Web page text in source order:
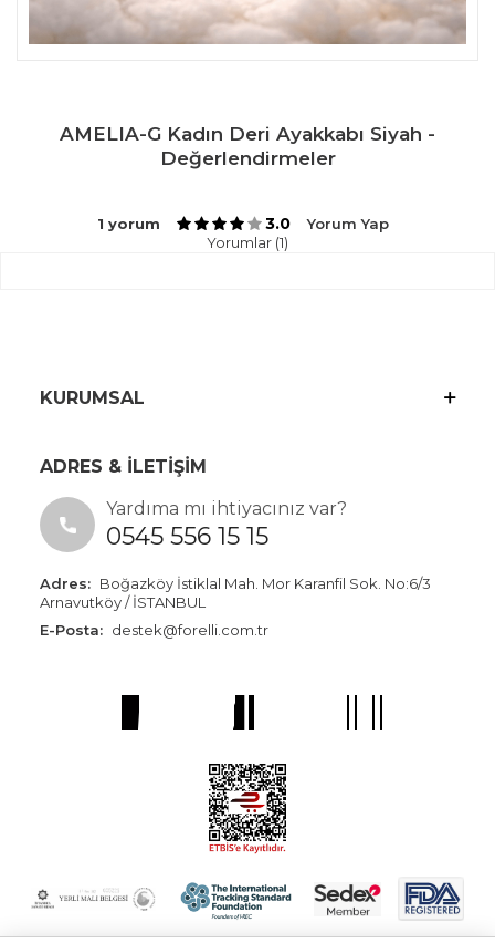
AMELIA-G Kadın Deri Ayakkabı Siyah -
Değerlendirmeler
1 yorum 3.0
Yorum Yap
Yorumlar (1)
KURUMSAL
ADRES & İLETİŞİM
Yardıma mı ihtiyacınız var?
0545 556 15 15
Adres: Boğazköy İstiklal Mah. Mor Karanfil Sok. No:6/3
Arnavutköy / İSTANBUL
E-Posta: destek@forelli.com.tr